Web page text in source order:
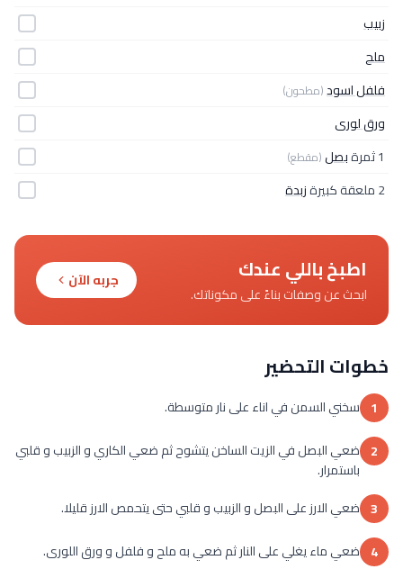
زبيب
ملح
فلفل اسود(مطحون)
ورق لورى
1 ثمرة
بصل(مقطع)
2 ملعقة كبيرة زبدة
اطبخ باللي عندك
ابحث عن وصفات بناءً على مكوناتك.
جربه الآن
خطوات التحضير
1 سخني السمن في اناء على نار متوسطة.
2 ضعي البصل في الزيت الساخن يتشوح ثم ضعي الكاري و الزبيب و قلبي
باستمرار.
3 ضعي الارز على البصل و الزبيب و قلبي حتى يتحمص الارز قليلا.
4 ضعي ماء يغلي على النار ثم ضعي به ملح و فلفل و ورق اللورى.